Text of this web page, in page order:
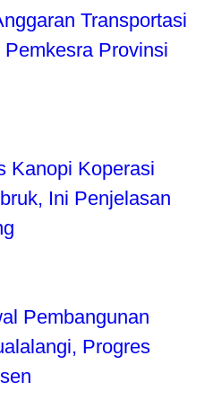
Transportasi
Provinsi
Kanopi Koperasi
Ini Penjelasan
Pembangunan
Progres